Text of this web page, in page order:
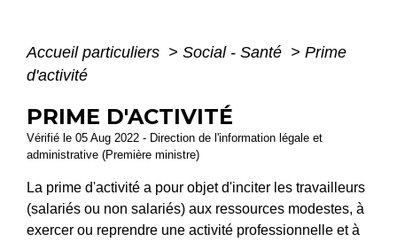
Accueil particuliers > Social - Santé > Prime
d'activité
PRIME D'ACTIVITÉ
Vérifié le 05 Aug 2022 - Direction de l'information légale et
administrative (Première ministre)
La prime d'activité a pour objet d'inciter les travailleurs
(salariés ou non salariés) aux ressources modestes, à
exercer ou reprendre une activité professionnelle et à